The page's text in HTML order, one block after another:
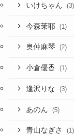
いけちゃん (3)
今森茉耶 (1)
奥仲麻琴 (2)
小倉優香 (1)
逢沢りな (3)
あのん (5)
青山なぎさ (1)